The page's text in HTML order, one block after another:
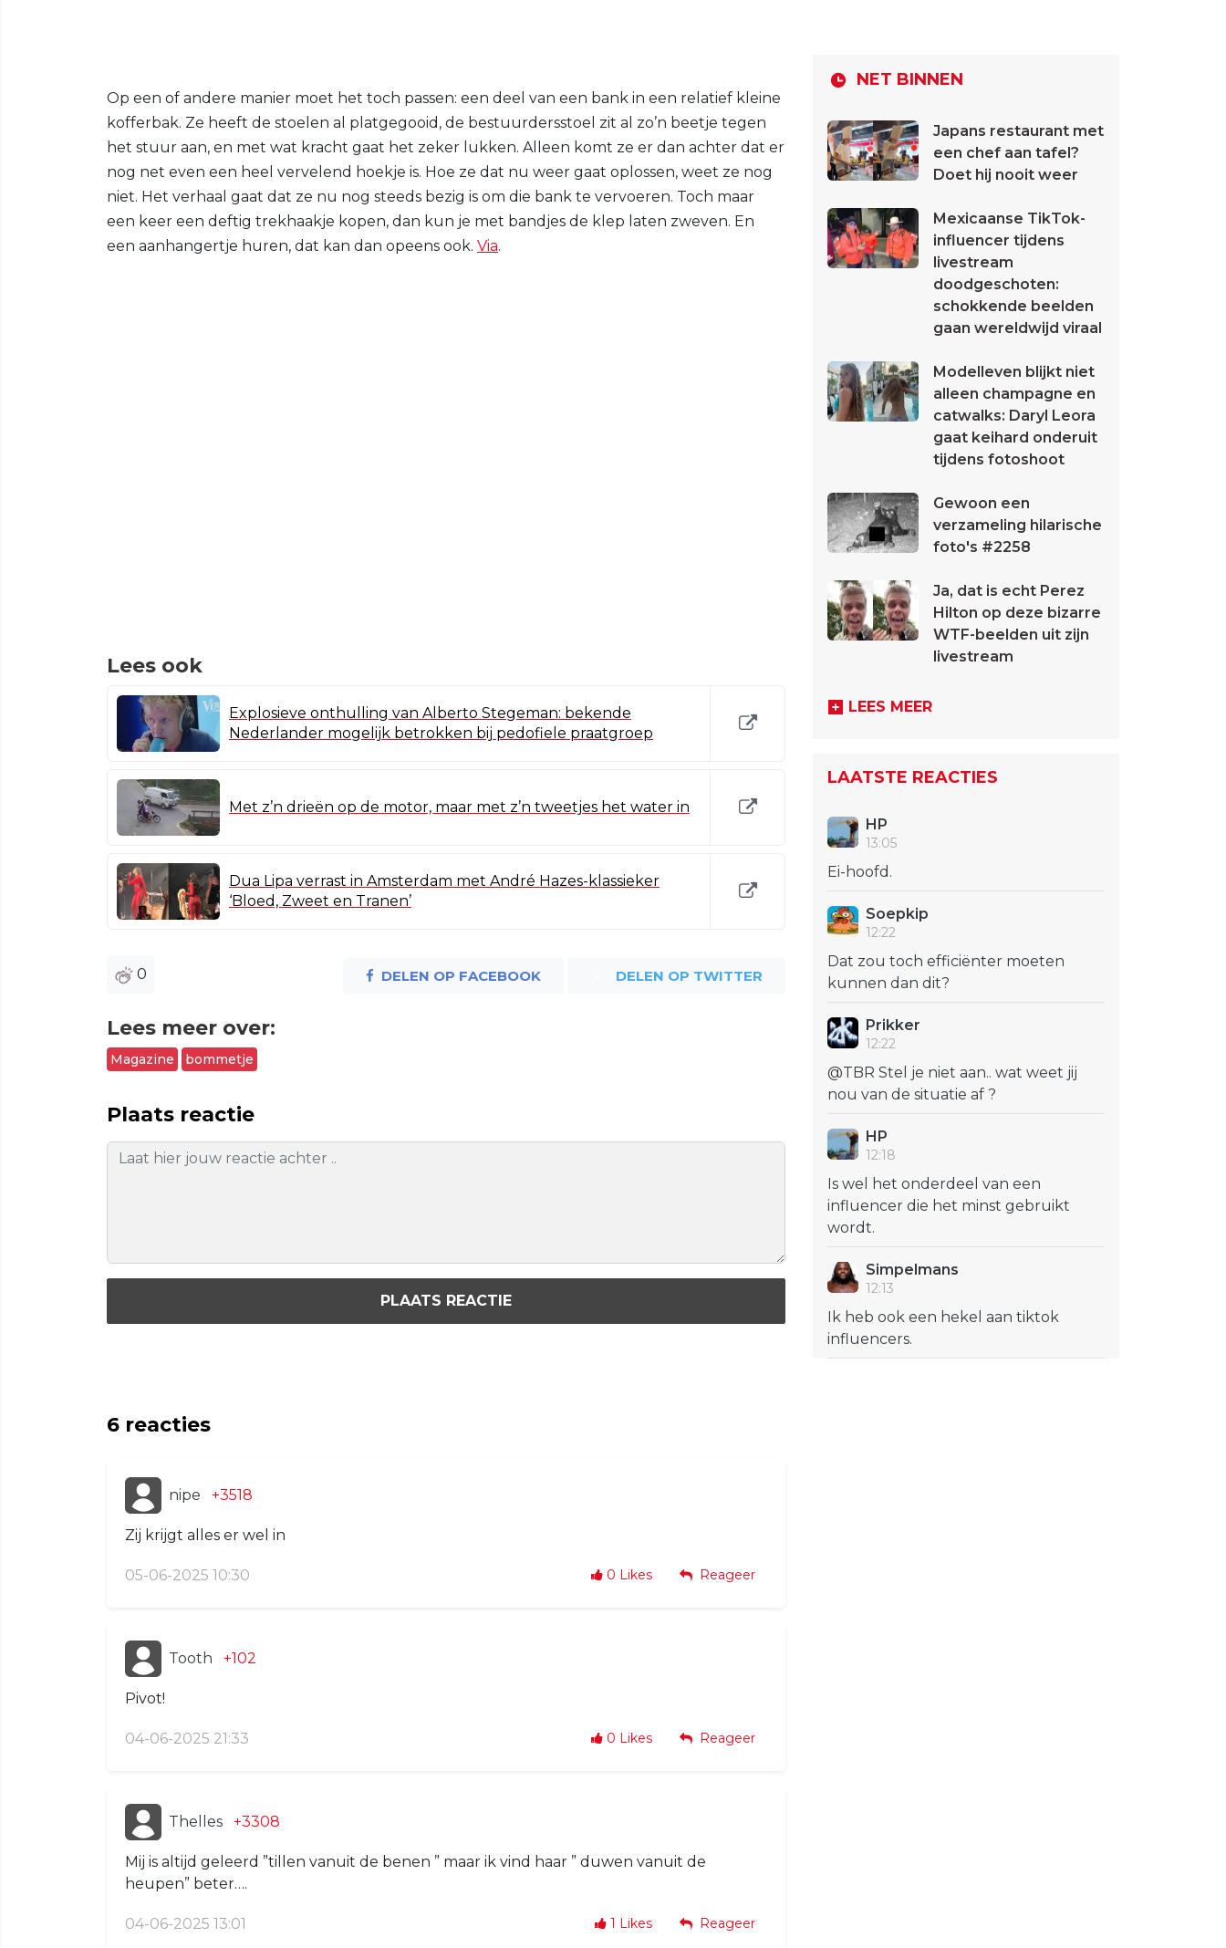
Op een of andere manier moet het toch passen: een deel van een bank in een relatief kleine
kofferbak. Ze heeft de stoelen al platgegooid, de bestuurdersstoel zit al zo’n beetje tegen
het stuur aan, en met wat kracht gaat het zeker lukken. Alleen komt ze er dan achter dat er
nog net even een heel vervelend hoekje is. Hoe ze dat nu weer gaat oplossen, weet ze nog
niet. Het verhaal gaat dat ze nu nog steeds bezig is om die bank te vervoeren. Toch maar
een keer een deftig trekhaakje kopen, dan kun je met bandjes de klep laten zweven. En
een aanhangertje huren, dat kan dan opeens ook. Via.
Lees ook
Explosieve onthulling van Alberto Stegeman: bekende
Nederlander mogelijk betrokken bij pedofiele praatgroep
Met z’n drieën op de motor, maar met z’n tweetjes het water in
Dua Lipa verrast in Amsterdam met André Hazes-klassieker
‘Bloed, Zweet en Tranen’
0 DELEN OP FACEBOOK DELEN OP TWITTER
Lees meer over:
Magazine bommetje
Plaats reactie
PLAATS REACTIE
6 reacties
nipe +3518
Zij krijgt alles er wel in
05-06-2025 10:30 0 Likes Reageer
Tooth +102
Pivot!
04-06-2025 21:33 0 Likes Reageer
Thelles +3308
Mij is altijd geleerd ”tillen vanuit de benen ” maar ik vind haar ” duwen vanuit de
heupen” beter….
04-06-2025 13:01 1 Likes Reageer
NET BINNEN
Japans restaurant met
een chef aan tafel?
Doet hij nooit weer
Mexicaanse TikTok-
influencer tijdens
livestream
doodgeschoten:
schokkende beelden
gaan wereldwijd viraal
Modelleven blijkt niet
alleen champagne en
catwalks: Daryl Leora
gaat keihard onderuit
tijdens fotoshoot
Gewoon een
verzameling hilarische
foto's #2258
Ja, dat is echt Perez
Hilton op deze bizarre
WTF-beelden uit zijn
livestream
LEES MEER
LAATSTE REACTIES
HP
13:05
Ei-hoofd.
Soepkip
12:22
Dat zou toch efficiënter moeten
kunnen dan dit?
Prikker
12:22
@TBR Stel je niet aan.. wat weet jij
nou van de situatie af ?
HP
12:18
Is wel het onderdeel van een
influencer die het minst gebruikt
wordt.
Simpelmans
12:13
Ik heb ook een hekel aan tiktok
influencers.